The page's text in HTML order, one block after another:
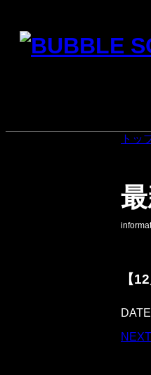
トッ
【
NEXT